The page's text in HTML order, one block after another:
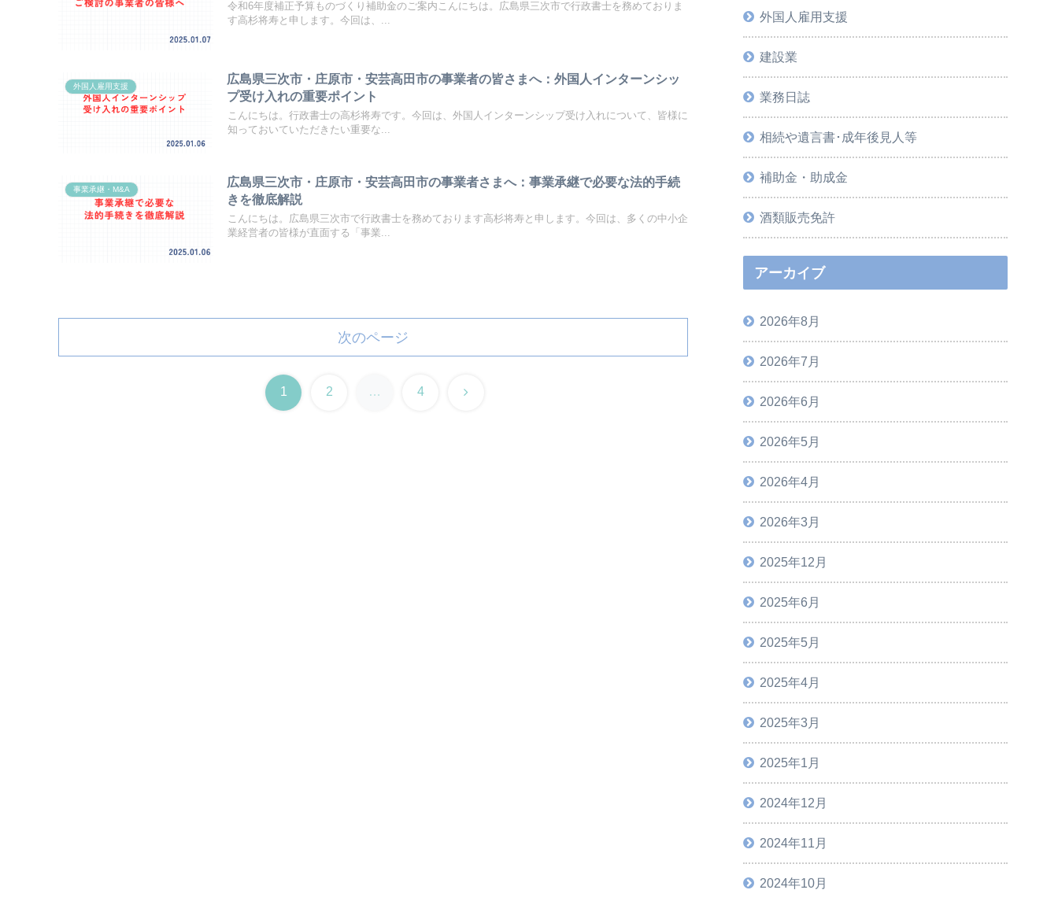
令和6年度補正予算ものづくり補助金のご案内こんにちは。広島県三次市で行政書士を務めておりま
す高杉将寿と申します。今回は、...
外国人雇用支援
広島県三次市・庄原市・安芸高田市の事業者の皆さまへ：外国人インターンシッ
プ受け入れの重要ポイント
こんにちは。行政書士の高杉将寿です。今回は、外国人インターンシップ受け入れについて、皆様に
知っておいていただきたい重要な...
事業承継・M&A
広島県三次市・庄原市・安芸高田市の事業者さまへ：事業承継で必要な法的手続
きを徹底解説
こんにちは。広島県三次市で行政書士を務めております高杉将寿と申します。今回は、多くの中小企
業経営者の皆様が直面する「事業...
次のページ
1 2 … 4 次
外国人雇用支援
建設業
業務日誌
相続や遺言書･成年後見人等
補助金・助成金
酒類販売免許
アーカイブ
2026年8月
2026年7月
2026年6月
2026年5月
2026年4月
2026年3月
2025年12月
2025年6月
2025年5月
2025年4月
2025年3月
2025年1月
2024年12月
2024年11月
2024年10月